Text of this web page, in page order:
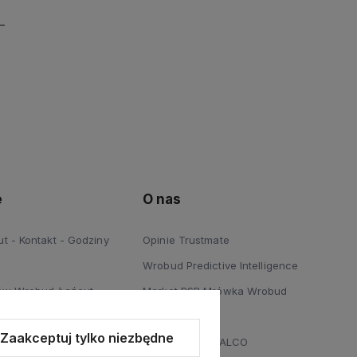
- Kontakt - Godziny
Wrobud Łańcut
Wrobud Łańcut
sprzętów budowlanych i
O nas
Opinie Trustmate
Wrobud Predictive Intelligence
Market PSB Mrówka Wrobud
Blog
Dystrybucja STALCO
Zaakceptuj tylko niezbędne